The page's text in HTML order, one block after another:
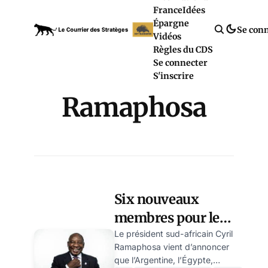
FranceIdées
Épargne
Vidéos
Règles du CDS
Se connecter
S'inscrire
Se
Ramaphosa
Six nouveaux
membres pour les
BRICS
Le président sud-africain Cyril
Ramaphosa vient d’annoncer
que l’Argentine, l’Égypte,